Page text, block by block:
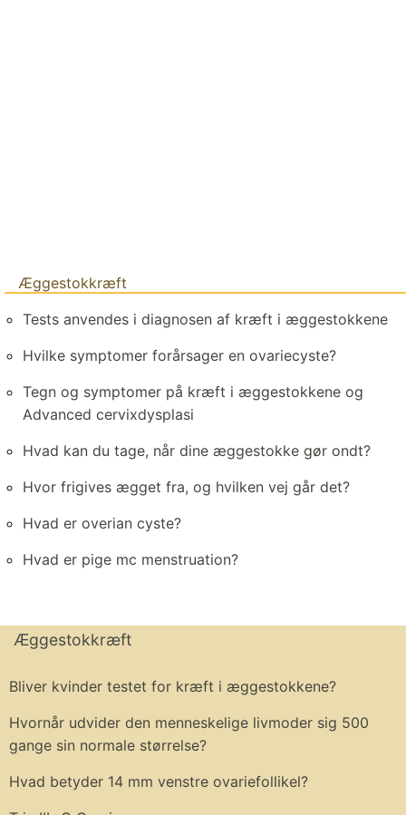
Æggestokkræft
Tests anvendes i diagnosen af kræft i æggestokkene
Hvilke symptomer forårsager en ovariecyste?
Tegn og symptomer på kræft i æggestokkene og
Advanced cervixdysplasi
Hvad kan du tage, når dine æggestokke gør ondt?
Hvor frigives ægget fra, og hvilken vej går det?
Hvad er overian cyste?
Hvad er pige mc menstruation?
Æggestokkræft
Bliver kvinder testet for kræft i æggestokkene?
Hvornår udvider den menneskelige livmoder sig 500
gange sin normale størrelse?
Hvad betyder 14 mm venstre ovariefollikel?